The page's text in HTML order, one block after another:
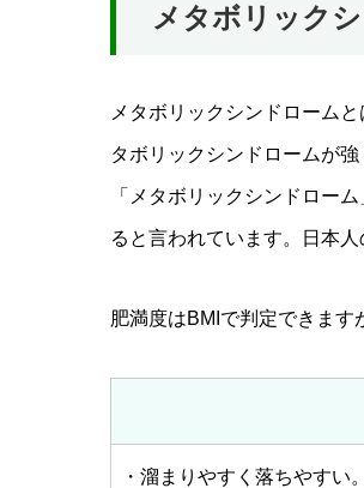
メタボリック
メタボリックシンドローム
タボリックシンドロームが
「メタボリックシンドロー
ると言われています。日本
肥満度はBMIで判定できま
・溜まりやすく落ちやすい。